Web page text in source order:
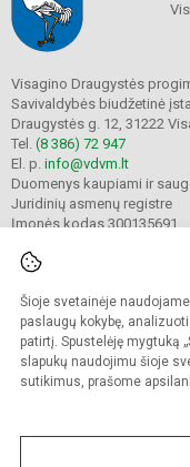
Šioje svetainėje
paslaugų kokybę,
patirtį. Spustelėję mygtuką
slapukų naudojimu šioje
sutikimus, prašome
Visagino Draugystės
Savivaldybės biudžetinė
Draugystės g. 12, 31222
Tel. (8 386) 72 947
El. p. info@vdvm.lt
Duomenys kaupiami ir
Juridinių asmenų registre
Įmonės kodas 300135691
© 2022. Visagino
Kopijuoti turinį be
Sumanus būdas